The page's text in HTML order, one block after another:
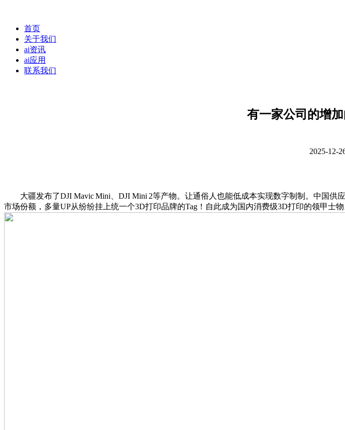
首页
关于我们
ai资讯
ai应用
联系我们
有一家公司的增
2025-12-
大疆发布了DJI Mavic Mini、DJI Mini 2等产物。让通俗人也能低成本实现数字制制。中国供
市场份额，多量UP从纷纷挂上统一个3D打印品牌的Tag！自此成为国内消费级3D打印的领甲士